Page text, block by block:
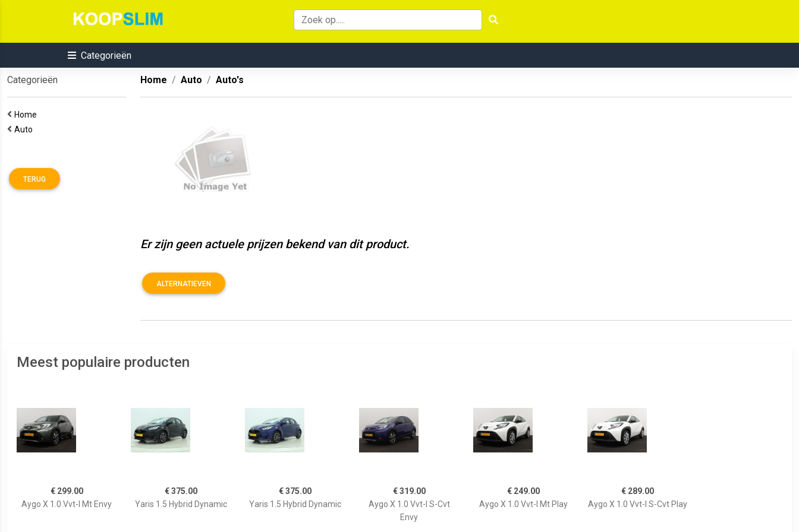
Categorieën
Categorieën
Home
Auto
TERUG
Home Auto Auto's
Er zijn geen actuele prijzen bekend van dit product.
ALTERNATIEVEN
Meest populaire producten
€ 299.00
Aygo X 1.0 Vvt-I Mt Envy
€ 375.00
Yaris 1.5 Hybrid Dynamic
€ 375.00
Yaris 1.5 Hybrid Dynamic
€ 319.00
Aygo X 1.0 Vvt-I S-Cvt
Envy
€ 249.00
Aygo X 1.0 Vvt-I Mt Play
€ 289.00
Aygo X 1.0 Vvt-I S-Cvt Play